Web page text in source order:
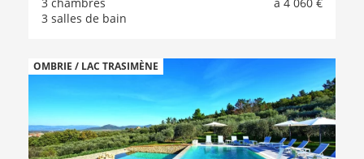
à 4 060 €
3 chambres
3 salles de bain
OMBRIE / LAC TRASIMÈNE